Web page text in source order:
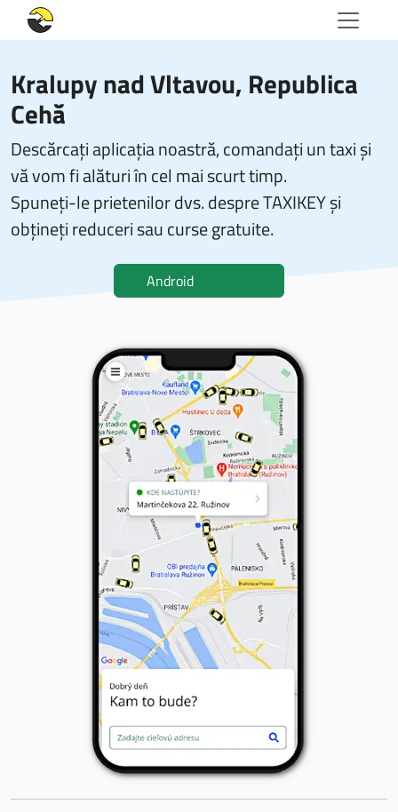
Kralupy nad Vltavou, Republica
Cehă
Descărcați aplicația noastră, comandați un taxi și
vă vom fi alături în cel mai scurt timp.
Spuneți-le prietenilor dvs. despre TAXIKEY și
obțineți reduceri sau curse gratuite.
Android